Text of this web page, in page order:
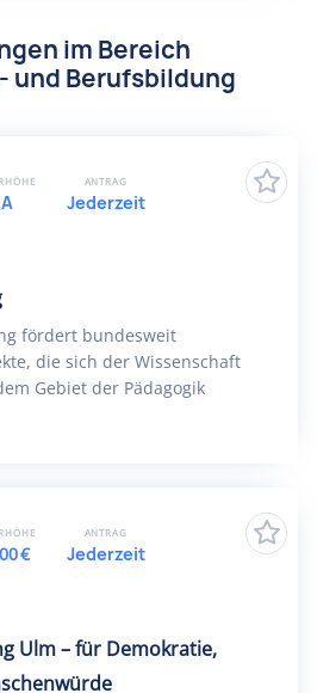
im Bereich
und Berufsbildung
fördert bundesweit
die sich der Wissenschaft
Gebiet der Pädagogik
ANTRAG
Jederzeit
Ulm – für Demokratie,
€
ANTRAG
Jederzeit